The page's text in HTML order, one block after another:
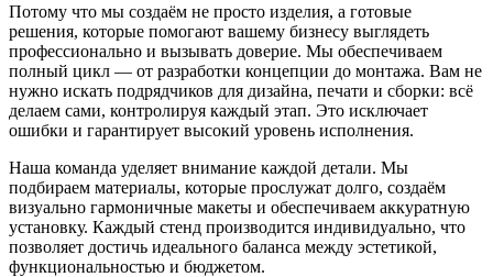
Потому что мы создаём не просто изделия, а готовые
решения, которые помогают вашему бизнесу выглядеть
профессионально и вызывать доверие. Мы обеспечиваем
полный цикл — от разработки концепции до монтажа. Вам не
нужно искать подрядчиков для дизайна, печати и сборки: всё
делаем сами, контролируя каждый этап. Это исключает
ошибки и гарантирует высокий уровень исполнения.
Наша команда уделяет внимание каждой детали. Мы
подбираем материалы, которые прослужат долго, создаём
визуально гармоничные макеты и обеспечиваем аккуратную
установку. Каждый стенд производится индивидуально, что
позволяет достичь идеального баланса между эстетикой,
функциональностью и бюджетом.